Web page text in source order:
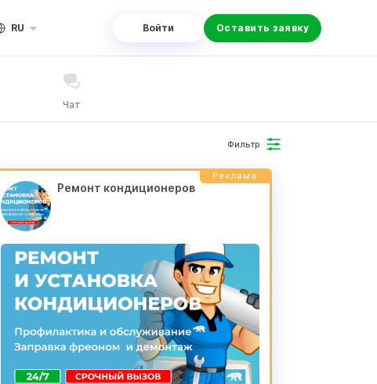
RU Войти Оставить заявку
Чат
Фильтр
Реклама
Ремонт кондиционеров